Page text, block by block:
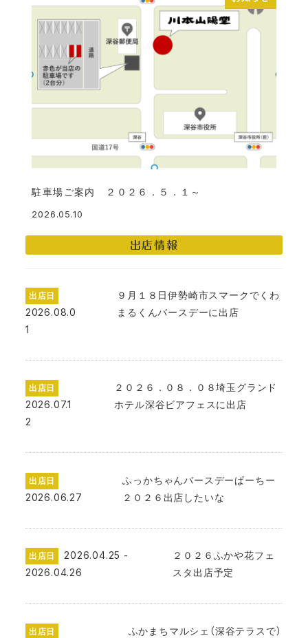
駐車場ご案内 ２０２６．５．１～
2026.05.10
出店情報
出店日
2026.08.0
1
９月１８日伊勢崎市スマークでくわ
まるくんバースデーに出店
出店日
2026.07.1
2
２０２６．０８．０８埼玉グランド
ホテル深谷ビアフェスに出店
出店日
2026.06.27
ふっかちゃんバースデーぱーちー
２０２６出店したいな
出店日
2026.04.25 -
2026.04.26
２０２６ふかや花フェ
スタ出店予定
出店日 ふかまちマルシェ（深谷テラスで）